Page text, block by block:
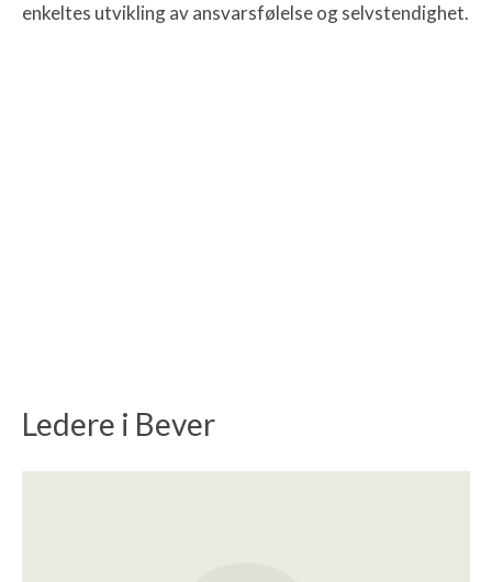
enkeltes utvikling av ansvarsfølelse og selvstendighet.
Ledere i Bever